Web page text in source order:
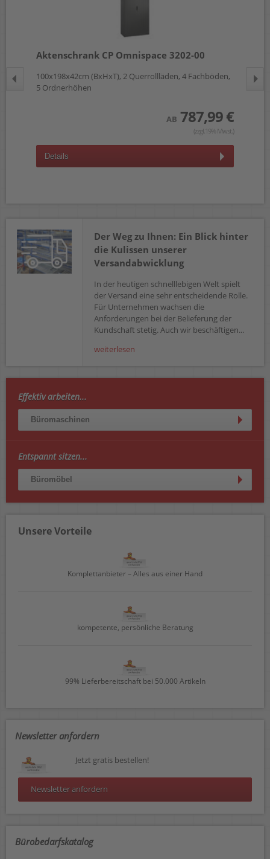
Aktenschrank CP Omnispace 3202-00
100x198x42cm (BxHxT), 2 Querrollläden, 4 Fachböden,
5 Ordnerhöhen
AB 787,99 €
(zzgl.19% Mwst.)
Details
Der Weg zu Ihnen: Ein Blick hinter
die Kulissen unserer
Versandabwicklung
In der heutigen schnelllebigen Welt spielt
der Versand eine sehr entscheidende Rolle.
Für Unternehmen wachsen die
Anforderungen bei der Belieferung der
Kundschaft stetig. Auch wir beschäftigen...
weiterlesen
Effektiv arbeiten...
Büromaschinen
Entspannt sitzen...
Büromöbel
Unsere Vorteile
Komplettanbieter – Alles aus einer Hand
kompetente, persönliche Beratung
99% Lieferbereitschaft bei 50.000 Artikeln
Newsletter anfordern
Jetzt gratis bestellen!
Newsletter anfordern
Bürobedarfskatalog